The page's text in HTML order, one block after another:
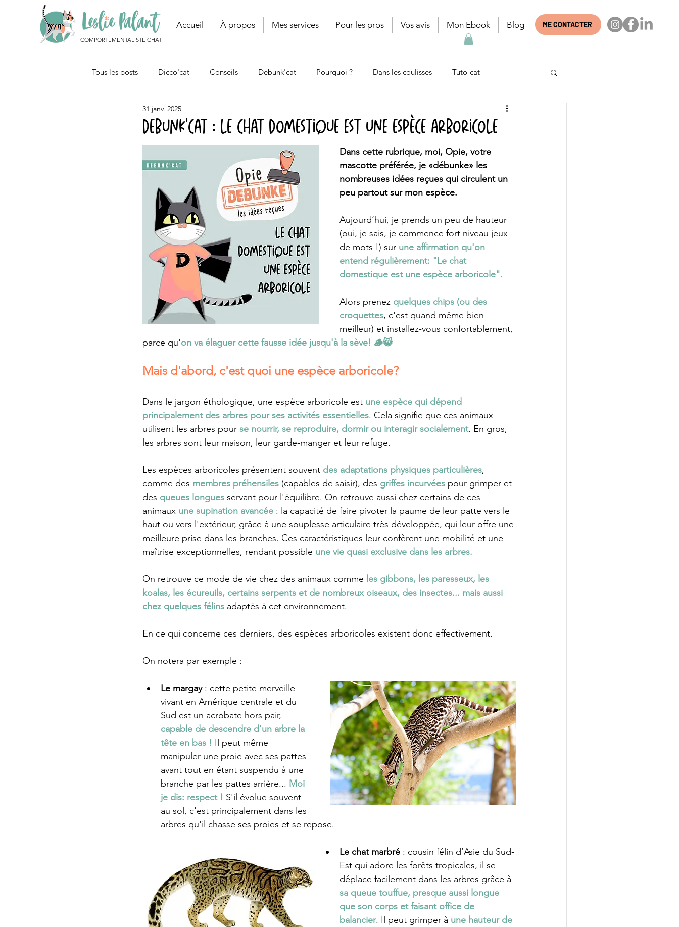
Accueil À propos Mes services Pour les pros Vos avis Mon Ebook Blog
COMPORTEMENTALISTE CHAT
ME CONTACTER
Tous les posts Dicco'cat Conseils Debunk'cat Pourquoi ? Dans les coulisses Tuto-cat
Autour du chat Le poids des mots Question
DEBUNK'CAT : le chat domestique est une espèce arboricole
31 janv. 2025
Dans cette rubrique, moi, Opie, votre
mascotte préférée, je «débunke» les
nombreuses idées reçues qui circulent un
peu partout sur mon espèce.
Aujourd’hui, je prends un peu de hauteur
(oui, je sais, je commence fort niveau jeux
de mots !) sur une affirmation qu'on
entend régulièrement: "Le chat
domestique est une espèce arboricole".
Alors prenez quelques chips (ou des
croquettes, c'est quand même bien
meilleur) et installez-vous confortablement,
parce qu'on va élaguer cette fausse idée jusqu'à la sève! 🪵😸
Mais d'abord, c'est quoi une espèce arboricole?
Dans le jargon éthologique, une espèce arboricole est une espèce qui dépend
principalement des arbres pour ses activités essentielles. Cela signifie que ces animaux
utilisent les arbres pour se nourrir, se reproduire, dormir ou interagir socialement. En gros,
les arbres sont leur maison, leur garde-manger et leur refuge.
Les espèces arboricoles présentent souvent des adaptations physiques particulières,
comme des membres préhensiles (capables de saisir), des griffes incurvées pour grimper et
des queues longues servant pour l'équilibre. On retrouve aussi chez certains de ces
animaux une supination avancée : la capacité de faire pivoter la paume de leur patte vers le
haut ou vers l'extérieur, grâce à une souplesse articulaire très développée, qui leur offre une
meilleure prise dans les branches. Ces caractéristiques leur confèrent une mobilité et une
maîtrise exceptionnelles, rendant possible une vie quasi exclusive dans les arbres.
On retrouve ce mode de vie chez des animaux comme les gibbons, les paresseux, les
koalas, les écureuils, certains serpents et de nombreux oiseaux, des insectes... mais aussi
chez quelques félins adaptés à cet environnement.
En ce qui concerne ces derniers, des espèces arboricoles existent donc effectivement.
On notera par exemple :
Le margay : cette petite merveille
vivant en Amérique centrale et du
Sud est un acrobate hors pair,
capable de descendre d’un arbre la
tête en bas ! Il peut même
manipuler une proie avec ses pattes
avant tout en étant suspendu à une
branche par les pattes arrière... Moi
je dis: respect ! S'il évolue souvent
au sol, c'est principalement dans les
arbres qu'il chasse ses proies et se repose.
Le chat marbré : cousin félin d’Asie du Sud-
Est qui adore les forêts tropicales, il se
déplace facilement dans les arbres grâce à
sa queue touffue, presque aussi longue
que son corps et faisant office de
balancier. Il peut grimper à une hauteur de